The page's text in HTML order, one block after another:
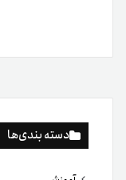
دسته بندی‌ها